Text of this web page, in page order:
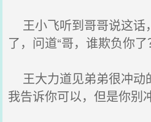
王小飞听到哥哥说这话
了，问道“哥，谁欺负你
王大力道见弟弟很冲动
我告诉你可以，但是你